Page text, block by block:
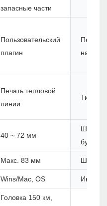
запасные части
Пользовательский
плагин
Печать
Печать тепловой
линии
Тип
40 ~ 72 мм
Ширина
бумаги:
Макс. 83 мм Штрих -
Wins/Mac, OS
Головка 150 км,